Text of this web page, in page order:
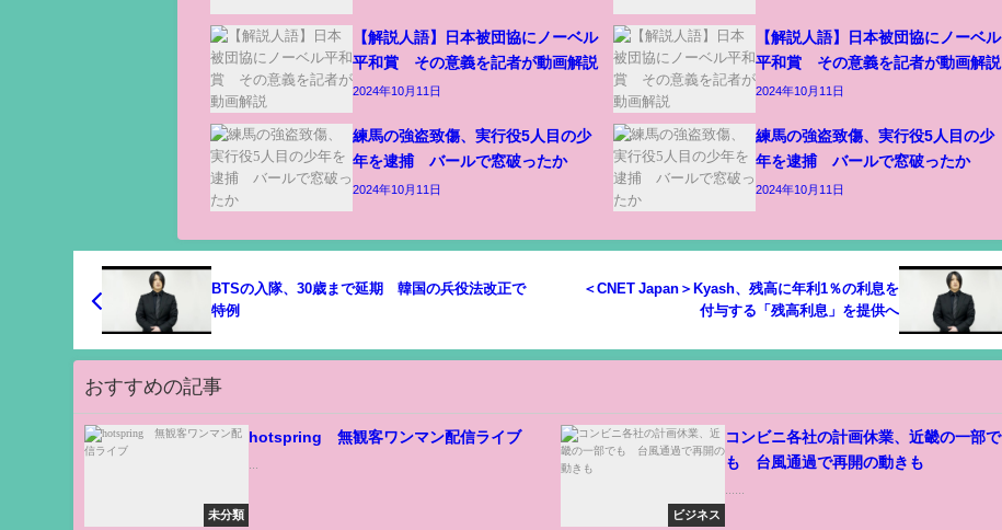
【解説人語】日本被団協にノーベル
平和賞 その意義を記者が動画解説
2024年10月11日
【解説人語】日本被団協にノーベル
平和賞 その意義を記者が動画解説
2024年10月11日
練馬の強盗致傷、実行役5人目の少
年を逮捕 バールで窓破ったか
2024年10月11日
練馬の強盗致傷、実行役5人目の少
年を逮捕 バールで窓破ったか
2024年10月11日
BTSの入隊、30歳まで延期 韓国の兵役法改正で
特例
＜CNET Japan＞Kyash、残高に年利1％の利息を
付与する「残高利息」を提供へ
おすすめの記事
未分類
hotspring 無観客ワンマン配信ライブ
ビジネス
コンビニ各社の計画休業、近畿の一部で
も 台風通過で再開の動きも